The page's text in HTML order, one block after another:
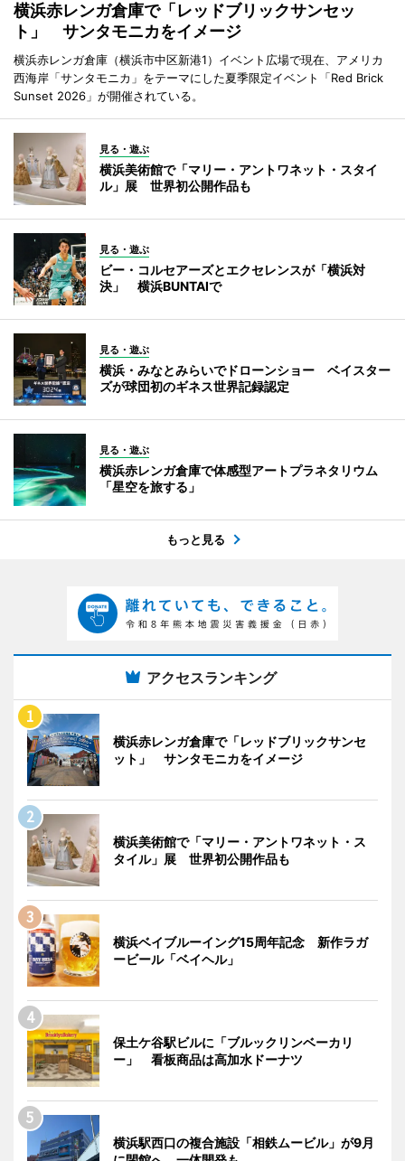
横浜赤レンガ倉庫で「レッドブリックサンセッ
ト」 サンタモニカをイメージ
横浜赤レンガ倉庫（横浜市中区新港1）イベント広場で現在、アメリカ
西海岸「サンタモニカ」をテーマにした夏季限定イベント「Red Brick
Sunset 2026」が開催されている。
見る・遊ぶ
横浜美術館で「マリー・アントワネット・スタイ
ル」展 世界初公開作品も
見る・遊ぶ
ビー・コルセアーズとエクセレンスが「横浜対
決」 横浜BUNTAIで
見る・遊ぶ
横浜・みなとみらいでドローンショー ベイスター
ズが球団初のギネス世界記録認定
見る・遊ぶ
横浜赤レンガ倉庫で体感型アートプラネタリウム
「星空を旅する」
もっと見る
アクセスランキング
横浜赤レンガ倉庫で「レッドブリックサンセ
ット」 サンタモニカをイメージ
横浜美術館で「マリー・アントワネット・ス
タイル」展 世界初公開作品も
横浜ベイブルーイング15周年記念 新作ラガ
ービール「ベイヘル」
保土ケ谷駅ビルに「ブルックリンベーカリ
ー」 看板商品は高加水ドーナツ
横浜駅西口の複合施設「相鉄ムービル」が9月